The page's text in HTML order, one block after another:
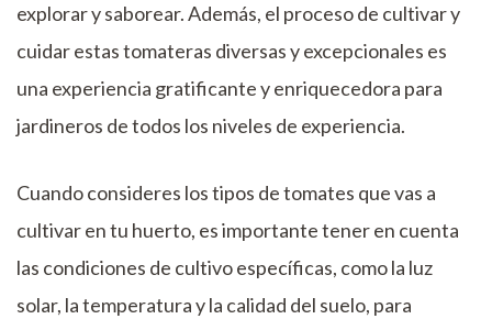
explorar y saborear. Además, el proceso de cultivar y
cuidar estas tomateras diversas y excepcionales es
una experiencia gratificante y enriquecedora para
jardineros de todos los niveles de experiencia.
Cuando consideres los tipos de tomates que vas a
cultivar en tu huerto, es importante tener en cuenta
las condiciones de cultivo específicas, como la luz
solar, la temperatura y la calidad del suelo, para